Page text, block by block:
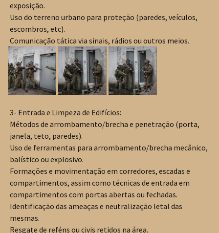
exposição.
Uso do terreno urbano para proteção (paredes, veículos,
escombros, etc).
Comunicação tática via sinais, rádios ou outros meios.
3- Entrada e Limpeza de Edifícios:
Métodos de arrombamento/brecha e penetração (porta,
janela, teto, paredes).
Uso de ferramentas para arrombamento/brecha mecânico,
balístico ou explosivo.
Formações e movimentação em corredores, escadas e
compartimentos, assim como técnicas de entrada em
compartimentos com portas abertas ou fechadas.
Identificação das ameaças e neutralização letal das
mesmas.
Resgate de reféns ou civis retidos na área.